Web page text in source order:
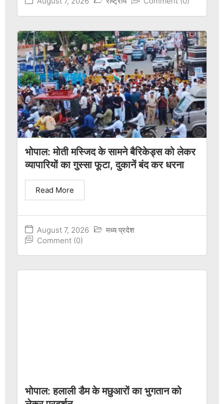
भोपाल: मोती मस्जिद के सामने बैरिकेड्स को लेकर
व्यापारियों का गुस्सा फूटा, दुकानें बंद कर धरना
August 7, 2026
मध्य प्रदेश
Comment (0)
Read More
भोपाल: हलाली डैम के मछुआरों का भुगतान को